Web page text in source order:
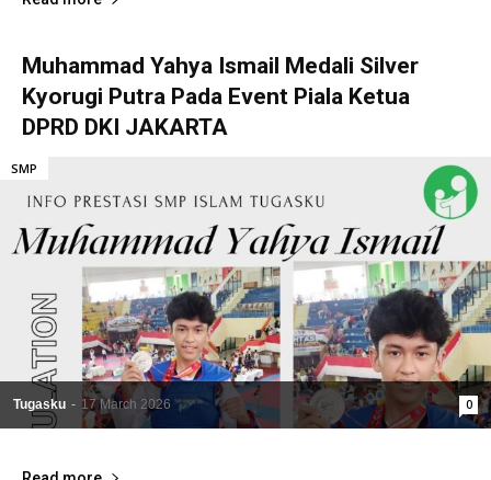
Muhammad Yahya Ismail Medali Silver
Kyorugi Putra Pada Event Piala Ketua
DPRD DKI JAKARTA
Tugasku - 17 March 2026 0
SMP